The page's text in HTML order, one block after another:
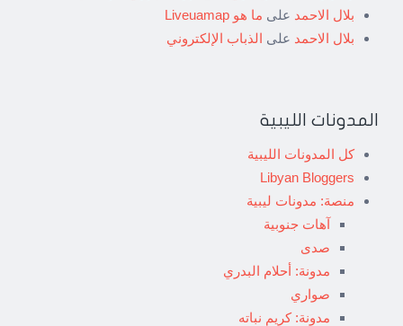
بلال الاحمد على ما هو Liveuamap
بلال الاحمد على الذباب الإلكتروني
المدونات الليبية
كل المدونات الليبية
Libyan Bloggers
منصة: مدونات ليبية
آهات جنوبية
صدى
مدونة: أحلام البدري
صواري
مدونة: كريم نباته